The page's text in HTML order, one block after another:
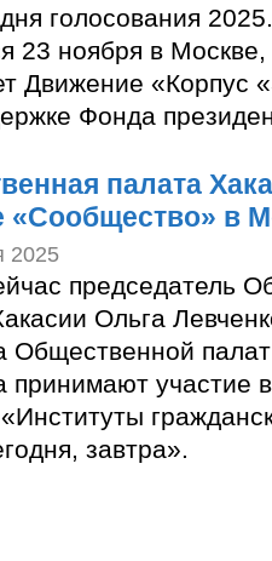
голосования
23 ноября в
Движение «Корпус
Фонда
палата
в
2025
председатель
Ольга
Общественной
принимают участие
завтра».